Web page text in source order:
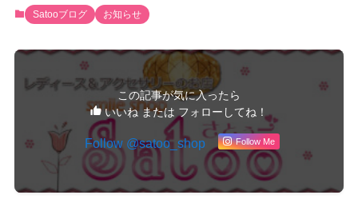
Satooブログ お知らせ
この記事が気に入ったら
いいね または フォローしてね！
Follow @satoo_shop Follow Me